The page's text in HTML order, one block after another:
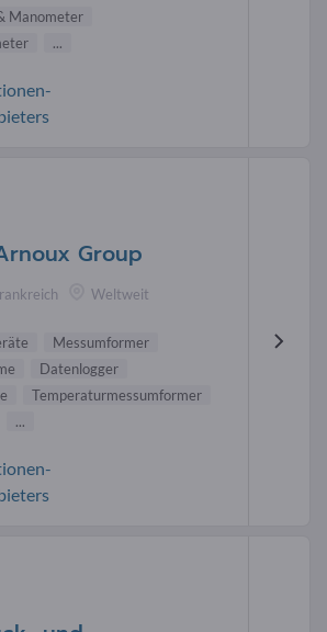
Manometer
...
Group
Weltweit
Messumformer
Datenlogger
Temperaturmessumformer
...